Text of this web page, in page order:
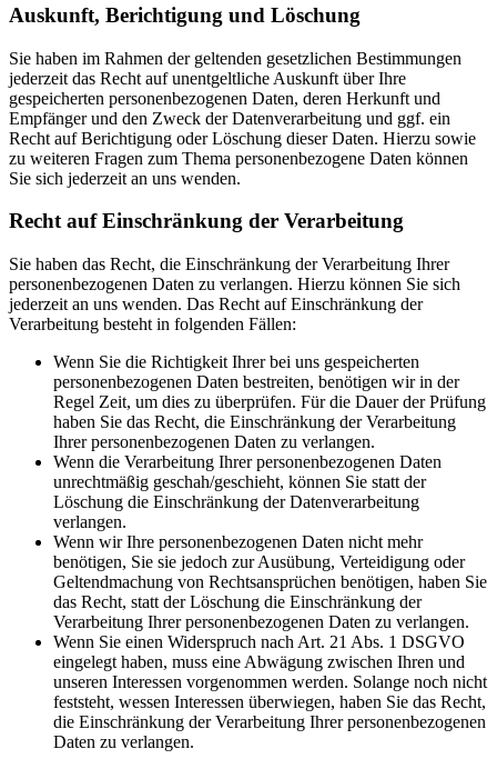
Auskunft, Berichtigung und Löschung
Sie haben im Rahmen der geltenden gesetzlichen Bestimmungen
jederzeit das Recht auf unentgeltliche Auskunft über Ihre
gespeicherten personenbezogenen Daten, deren Herkunft und
Empfänger und den Zweck der Datenverarbeitung und ggf. ein
Recht auf Berichtigung oder Löschung dieser Daten. Hierzu sowie
zu weiteren Fragen zum Thema personenbezogene Daten können
Sie sich jederzeit an uns wenden.
Recht auf Einschränkung der Verarbeitung
Sie haben das Recht, die Einschränkung der Verarbeitung Ihrer
personenbezogenen Daten zu verlangen. Hierzu können Sie sich
jederzeit an uns wenden. Das Recht auf Einschränkung der
Verarbeitung besteht in folgenden Fällen:
Wenn Sie die Richtigkeit Ihrer bei uns gespeicherten
personenbezogenen Daten bestreiten, benötigen wir in der
Regel Zeit, um dies zu überprüfen. Für die Dauer der Prüfung
haben Sie das Recht, die Einschränkung der Verarbeitung
Ihrer personenbezogenen Daten zu verlangen.
Wenn die Verarbeitung Ihrer personenbezogenen Daten
unrechtmäßig geschah/geschieht, können Sie statt der
Löschung die Einschränkung der Datenverarbeitung
verlangen.
Wenn wir Ihre personenbezogenen Daten nicht mehr
benötigen, Sie sie jedoch zur Ausübung, Verteidigung oder
Geltendmachung von Rechtsansprüchen benötigen, haben Sie
das Recht, statt der Löschung die Einschränkung der
Verarbeitung Ihrer personenbezogenen Daten zu verlangen.
Wenn Sie einen Widerspruch nach Art. 21 Abs. 1 DSGVO
eingelegt haben, muss eine Abwägung zwischen Ihren und
unseren Interessen vorgenommen werden. Solange noch nicht
feststeht, wessen Interessen überwiegen, haben Sie das Recht,
die Einschränkung der Verarbeitung Ihrer personenbezogenen
Daten zu verlangen.